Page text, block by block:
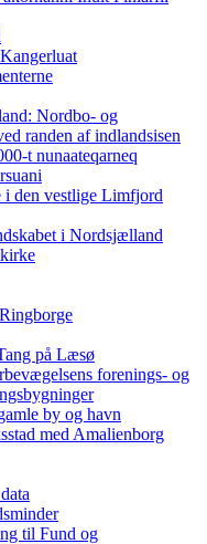
Nordbo- og
randen af indlandsisen
t nunaateqarneq
den vestlige Limfjord
i Nordsjælland
på Læsø
forenings- og
by og havn
med Amalienborg
til Fund og